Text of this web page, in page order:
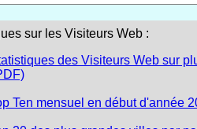
sur les Visiteurs Web :
des Visiteurs Web sur
Ten mensuel en début d'année